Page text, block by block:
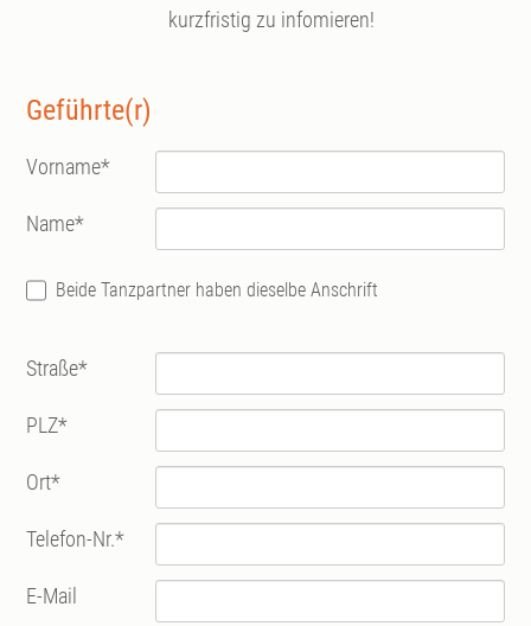
kurzfristig zu infomieren!
Geführte(r)
Vorname*
Name*
Beide Tanzpartner haben dieselbe Anschrift
Straße*
PLZ*
Ort*
Telefon-Nr.*
E-Mail